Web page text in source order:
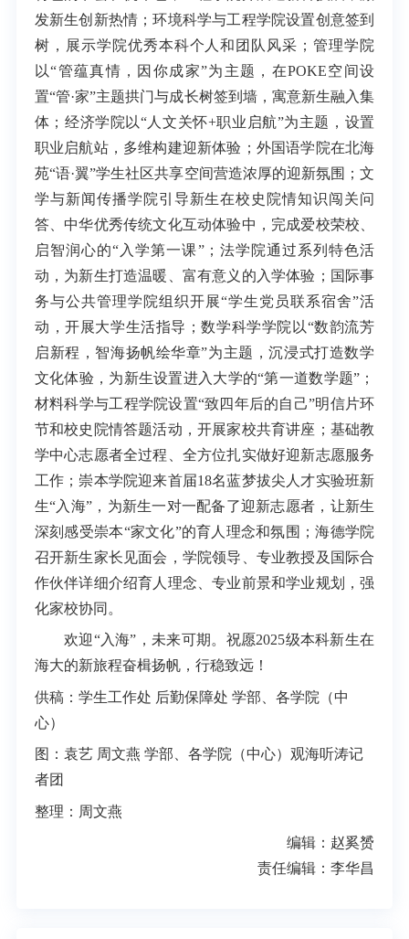
发新生创新热情；环境科学与工程学院设置创意签到
树，展示学院优秀本科个人和团队风采；管理学院
以“管蕴真情，因你成家”为主题，在POKE空间设
置“管·家”主题拱门与成长树签到墙，寓意新生融入集
体；经济学院以“人文关怀+职业启航”为主题，设置
职业启航站，多维构建迎新体验；外国语学院在北海
苑“语·翼”学生社区共享空间营造浓厚的迎新氛围；文
学与新闻传播学院引导新生在校史院情知识闯关问
答、中华优秀传统文化互动体验中，完成爱校荣校、
启智润心的“入学第一课”；法学院通过系列特色活
动，为新生打造温暖、富有意义的入学体验；国际事
务与公共管理学院组织开展“学生党员联系宿舍”活
动，开展大学生活指导；数学科学学院以“数韵流芳
启新程，智海扬帆绘华章”为主题，沉浸式打造数学
文化体验，为新生设置进入大学的“第一道数学题”；
材料科学与工程学院设置“致四年后的自己”明信片环
节和校史院情答题活动，开展家校共育讲座；基础教
学中心志愿者全过程、全方位扎实做好迎新志愿服务
工作；崇本学院迎来首届18名蓝梦拔尖人才实验班新
生“入海”，为新生一对一配备了迎新志愿者，让新生
深刻感受崇本“家文化”的育人理念和氛围；海德学院
召开新生家长见面会，学院领导、专业教授及国际合
作伙伴详细介绍育人理念、专业前景和学业规划，强
化家校协同。
欢迎“入海”，未来可期。祝愿2025级本科新生在
海大的新旅程奋楫扬帆，行稳致远！
供稿：学生工作处 后勤保障处 学部、各学院（中
心）
图：袁艺 周文燕 学部、各学院（中心）观海听涛记
者团
整理：周文燕
编辑：赵奚赟
责任编辑：李华昌